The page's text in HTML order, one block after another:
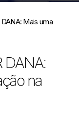
Mais uma
DANA:
na